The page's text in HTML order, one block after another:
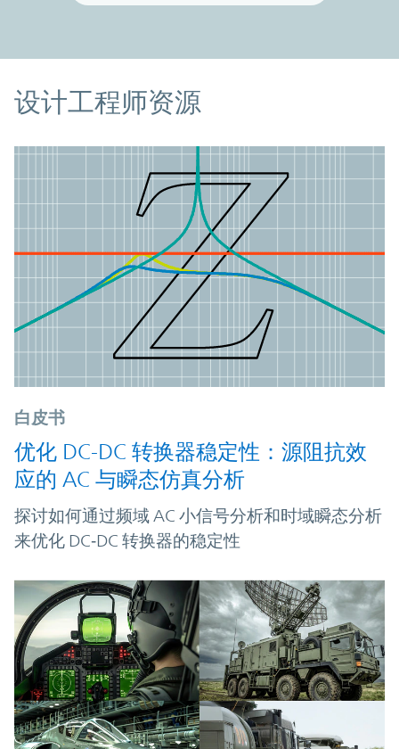
资源
设计工程师资源
白皮书
优化 DC-DC 转换器稳定性：源阻抗效
应的 AC 与瞬态仿真分析
探讨如何通过频域 AC 小信号分析和时域瞬态分析
来优化 DC‑DC 转换器的稳定性